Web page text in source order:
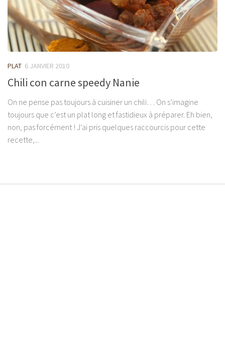
PLAT 6 JANVIER 2010
Chili con carne speedy Nanie
On ne pense pas toujours à cuisiner un chili… On s’imagine
toujours que c’est un plat long et fastidieux à préparer. Eh bien,
non, pas forcément ! J’ai pris quelques raccourcis pour cette
recette,...